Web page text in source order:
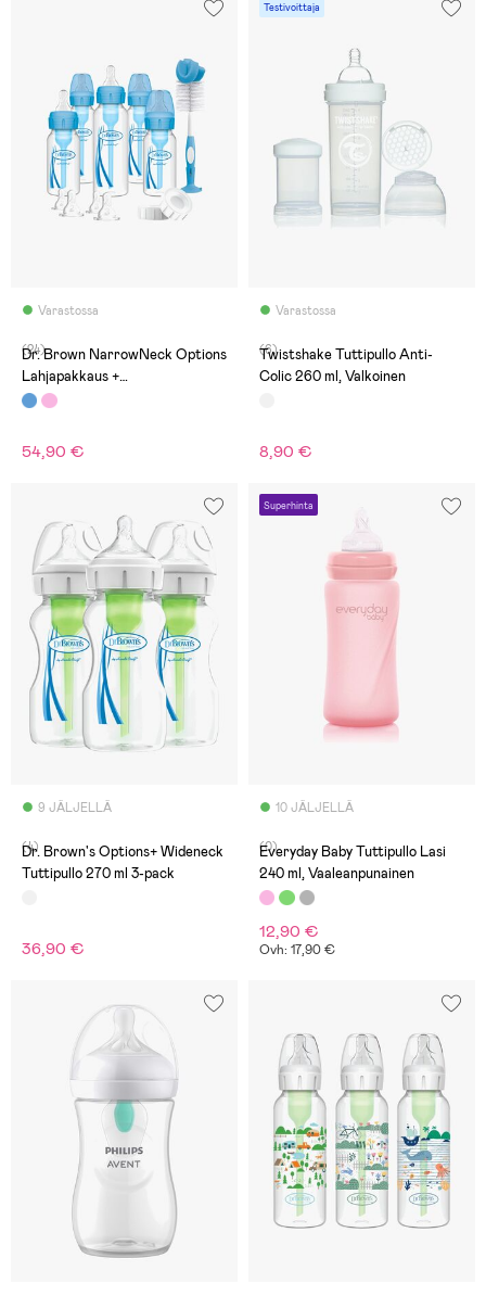
Varastossa
(24)
Dr. Brown NarrowNeck Options
Lahjapakkaus +
Tuttipullopakkaus, Sininen
54,90 €
Testivoittaja
Varastossa
(6)
Twistshake Tuttipullo Anti-
Colic 260 ml, Valkoinen
8,90 €
9 JÄLJELLÄ
(4)
Dr. Brown's Options+ Wideneck
Tuttipullo 270 ml 3-pack
36,90 €
Superhinta
10 JÄLJELLÄ
(0)
Everyday Baby Tuttipullo Lasi
240 ml, Vaaleanpunainen
12,90 €
Ovh: 17,90 €